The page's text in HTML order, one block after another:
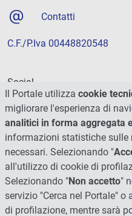
Contatti
C.F./P.Iva 00448820548
Social
Il Portale utilizza cookie
migliorare l'esperienza di
analitici in forma aggregata
informazioni statistiche
necessari. Selezionando "
all'utilizzo di cookie di
Selezionando "Non accetto"
servizio "Cerca nel Portale"
di profilazione, mentre sarà